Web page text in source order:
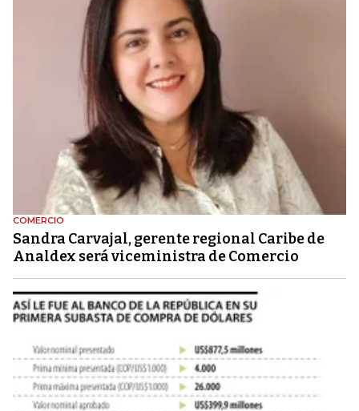
COMERCIO
Sandra Carvajal, gerente regional Caribe de
Analdex será viceministra de Comercio